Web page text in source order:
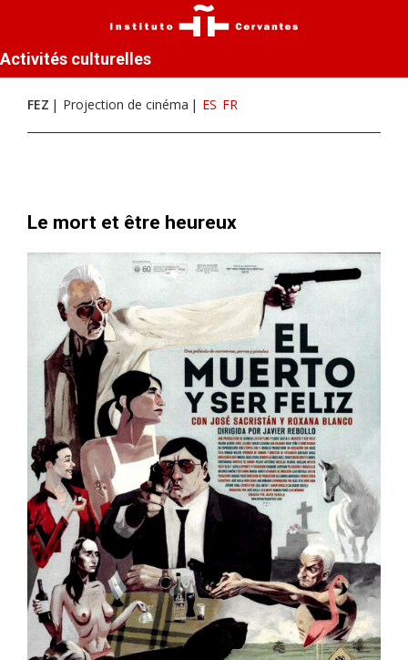
Activités culturelles
FEZ Projection de cinéma ES FR
Le mort et être heureux